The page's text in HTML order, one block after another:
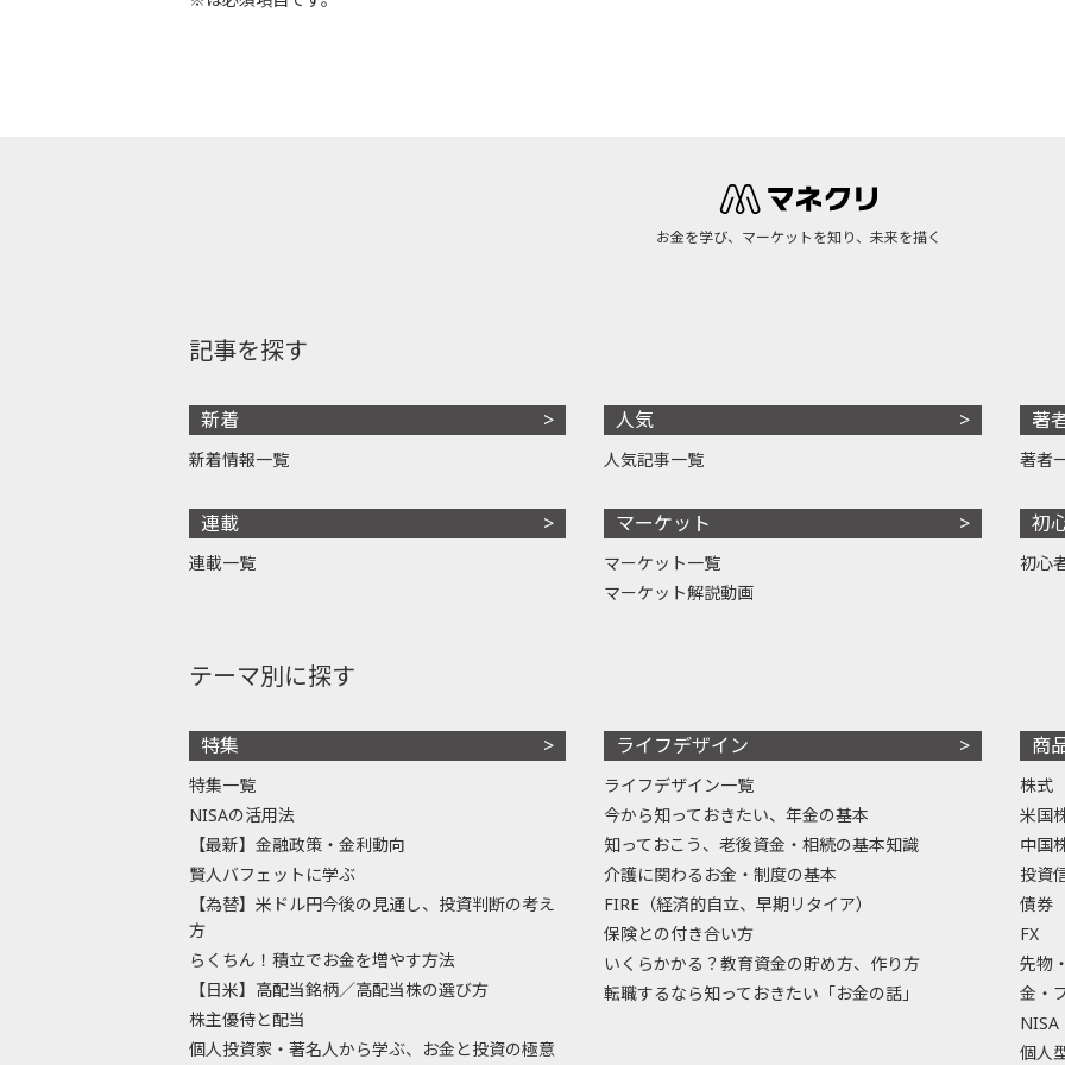
お金を学び、マーケットを知り、未来を描く
記事を探す
新着
新着情報一覧
連載
連載一覧
人気
人気記事一覧
マーケット
マーケット一覧
マーケット解説動画
著
著者
初
初心
テーマ別に探す
特集
特集一覧
NISAの活用法
【最新】金融政策・金利動向
賢人バフェットに学ぶ
【為替】米ドル円今後の見通し、投資判断の考え
方
らくちん！積立でお金を増やす方法
【日米】高配当銘柄／高配当株の選び方
株主優待と配当
個人投資家・著名人から学ぶ、お金と投資の極意
ライフデザイン
ライフデザイン一覧
今から知っておきたい、年金の基本
知っておこう、老後資金・相続の基本知識
介護に関わるお金・制度の基本
FIRE（経済的自立、早期リタイア）
保険との付き合い方
いくらかかる？教育資金の貯め方、作り方
転職するなら知っておきたい「お金の話」
商
株式
米国
中国
投資
債券
FX
先物
金・
NISA
個人